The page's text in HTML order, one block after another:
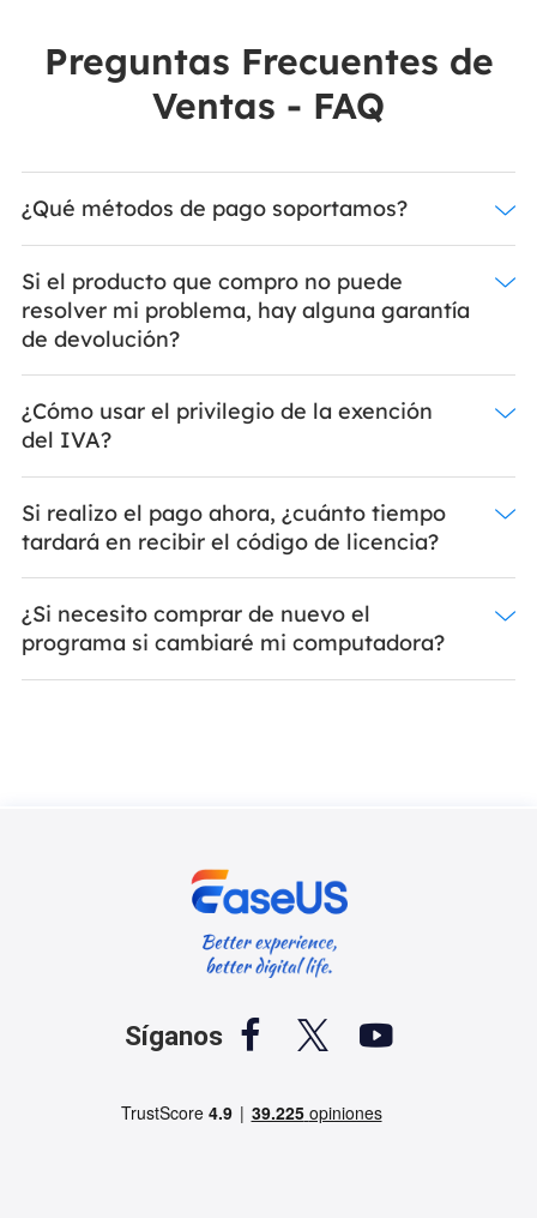
Preguntas Frecuentes de
Ventas - FAQ
¿Qué métodos de pago soportamos?
Si el producto que compro no puede
resolver mi problema, hay alguna garantía
de devolución?
¿Cómo usar el privilegio de la exención
del IVA?
Si realizo el pago ahora, ¿cuánto tiempo
tardará en recibir el código de licencia?
¿Si necesito comprar de nuevo el
programa si cambiaré mi computadora?
Síganos   